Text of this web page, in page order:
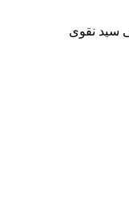
سید نقوی